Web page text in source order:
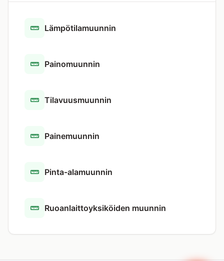
Lämpötilamuunnin
Painomuunnin
Tilavuusmuunnin
Painemuunnin
Pinta-alamuunnin
Ruoanlaittoyksiköiden muunnin